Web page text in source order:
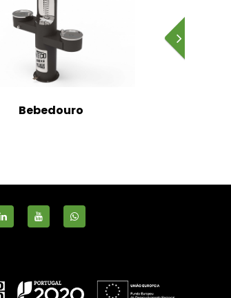
Bebedouro